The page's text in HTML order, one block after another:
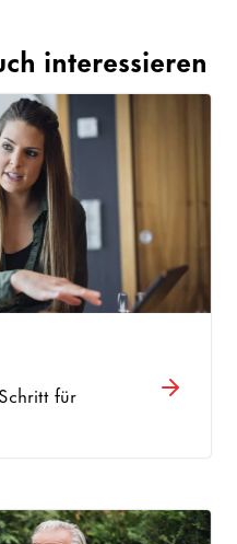
interessieren
für